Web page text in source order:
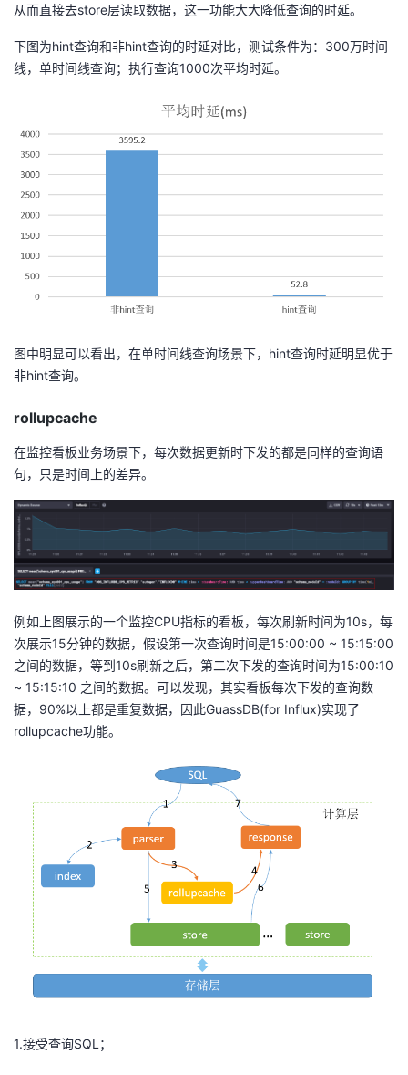
从而直接去store层读取数据，这一功能大大降低查询的时延。
下图为hint查询和非hint查询的时延对比，测试条件为：300万时间
线，单时间线查询；执行查询1000次平均时延。
图中明显可以看出，在单时间线查询场景下，hint查询时延明显优于
非hint查询。
rollupcache
在监控看板业务场景下，每次数据更新时下发的都是同样的查询语
句，只是时间上的差异。
例如上图展示的一个监控CPU指标的看板，每次刷新时间为10s，每
次展示15分钟的数据，假设第一次查询时间是15:00:00 ~ 15:15:00
之间的数据，等到10s刷新之后，第二次下发的查询时间为15:00:10
~ 15:15:10 之间的数据。可以发现，其实看板每次下发的查询数
据，90%以上都是重复数据，因此GuassDB(for Influx)实现了
rollupcache功能。
1.接受查询SQL；